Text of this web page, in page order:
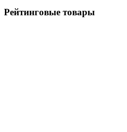
Рейтинговые товары